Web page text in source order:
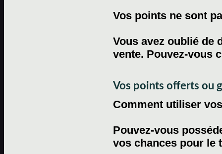
Vos points ne sont
Vous avez oublié de
vente. Pouvez-vous
Vos points offerts ou
Comment utiliser
Pouvez-vous
vos chances pour le